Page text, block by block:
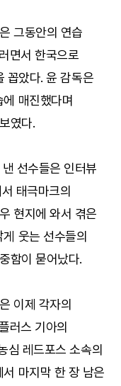
그동안의 연습
면서 한국으로
꼽았다. 윤 감독은
매진했다며
였다.
선수들은 인터뷰
태극마크의
현지에 와서 겪은
웃는 선수들의
함이 묻어났다.
이제 각자의
러스 기아의
심 레드포스 소속의
마지막 한 장 남은